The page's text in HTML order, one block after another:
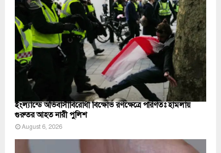
ইংল্যান্ডে অভিবাসীবিরোধী বিক্ষোভ রণক্ষেত্রে পরিণতঃ হামলায়
গুরুতর আহত নারী পুলিশ
August 6, 2026